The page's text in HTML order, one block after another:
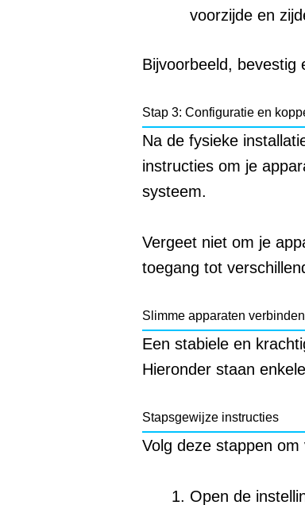
voorzijde en
Bijvoorbeeld, bevestig
Stap 3: Configuratie en
Na de fysieke
instructies om je
systeem.
Vergeet niet om je
toegang tot
Slimme apparaten
Een stabiele en
Hieronder staan
Stapsgewijze instructies
Volg deze stappen
Open de